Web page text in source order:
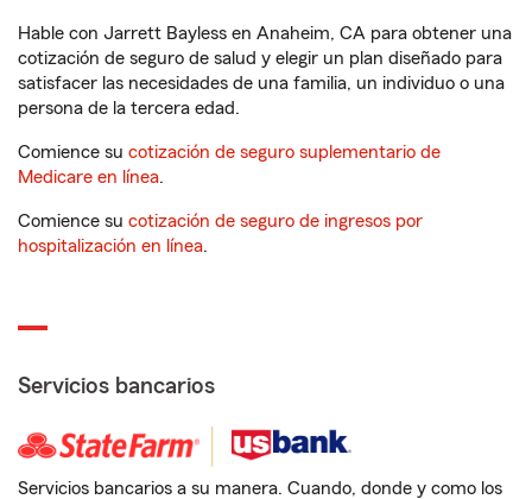
Hable con Jarrett Bayless en Anaheim, CA para obtener una
cotización de seguro de salud y elegir un plan diseñado para
satisfacer las necesidades de una familia, un individuo o una
persona de la tercera edad.
Comience su cotización de seguro suplementario de
Medicare en línea.
Comience su cotización de seguro de ingresos por
hospitalización en línea.
Servicios bancarios
Servicios bancarios a su manera. Cuando, donde y como los